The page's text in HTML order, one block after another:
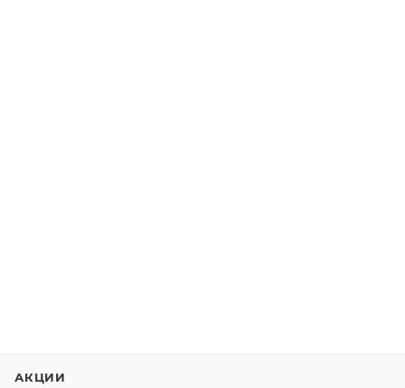
АКЦИИ